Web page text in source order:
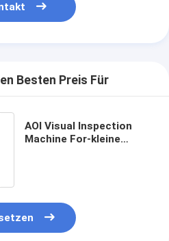
Besten Preis Für
AOI Visual Inspection
Machine For-kleine